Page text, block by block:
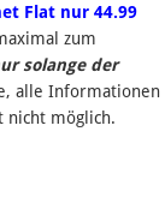
Flat nur 44.99
zum
solange der
alle Informationen
nicht möglich.